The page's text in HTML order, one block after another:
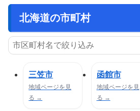
北海道の市町村
三笠市
地域ページを見
る →
函館市
地域ページを見
る →